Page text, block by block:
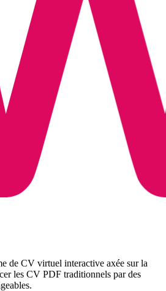
de CV virtuel interactive axée sur la
les CV PDF traditionnels par des